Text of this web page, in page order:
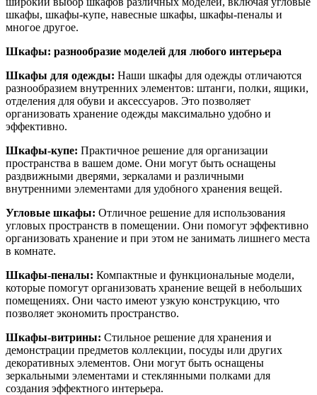
шкафы, шкафы-купе, навесные шкафы, шкафы-пеналы и
многое другое.
Шкафы: разнообразие моделей для любого интерьера
Шкафы для одежды: Наши шкафы для одежды отличаются
разнообразием внутренних элементов: штанги, полки, ящики,
отделения для обуви и аксессуаров. Это позволяет
организовать хранение одежды максимально удобно и
эффективно.
Шкафы-купе: Практичное решение для организации
пространства в вашем доме. Они могут быть оснащены
раздвижными дверями, зеркалами и различными
внутренними элементами для удобного хранения вещей.
Угловые шкафы: Отличное решение для использования
угловых пространств в помещении. Они помогут эффективно
организовать хранение и при этом не занимать лишнего места
в комнате.
Шкафы-пеналы: Компактные и функциональные модели,
которые помогут организовать хранение вещей в небольших
помещениях. Они часто имеют узкую конструкцию, что
позволяет экономить пространство.
Шкафы-витрины: Стильное решение для хранения и
демонстрации предметов коллекции, посуды или других
декоративных элементов. Они могут быть оснащены
зеркальными элементами и стеклянными полками для
создания эффектного интерьера.